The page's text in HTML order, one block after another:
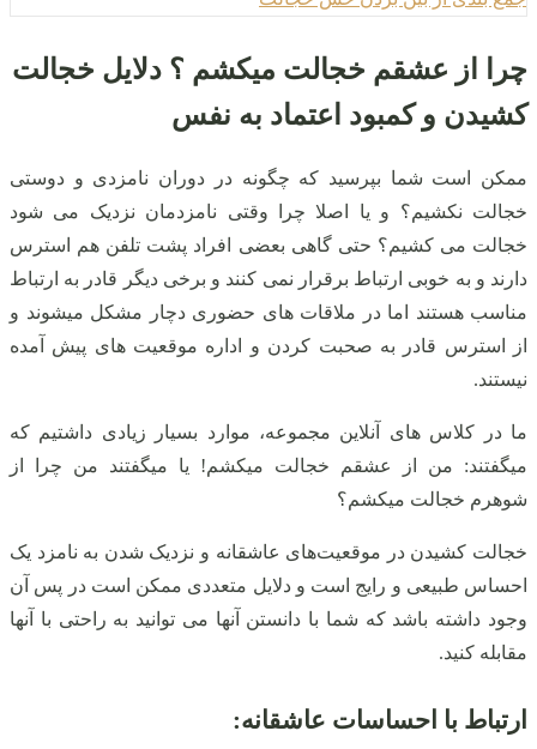
چرا از عشقم خجالت میکشم ؟ دلایل خجالت
کشیدن و کمبود اعتماد به نفس
ممکن است شما بپرسید که چگونه در دوران نامزدی و دوستی
خجالت نکشیم؟ و یا اصلا چرا وقتی نامزدمان نزدیک می شود
خجالت می کشیم؟ حتی گاهی بعضی افراد پشت تلفن هم استرس
دارند و به خوبی ارتباط برقرار نمی کنند و برخی دیگر قادر به ارتباط
مناسب هستند اما در ملاقات های حضوری دچار مشکل میشوند و
از استرس قادر به صحبت کردن و اداره موقعیت های پیش آمده
نیستند.
ما در کلاس های آنلاین مجموعه، موارد بسیار زیادی داشتیم که
میگفتند: من از عشقم خجالت میکشم! یا میگفتند من چرا از
شوهرم خجالت میکشم؟
خجالت کشیدن در موقعیت‌های عاشقانه و نزدیک شدن به نامزد یک
احساس طبیعی و رایج است و دلایل متعددی ممکن است در پس آن
وجود داشته باشد که شما با دانستن آنها می توانید به راحتی با آنها
مقابله کنید.
ارتباط با احساسات عاشقانه: